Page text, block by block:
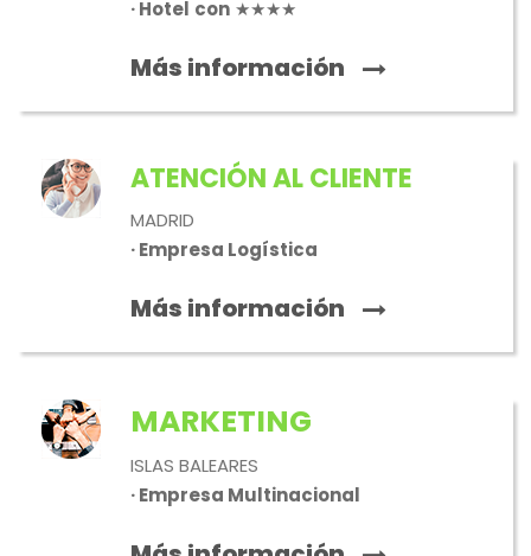
· Hotel con ★★★★
Más información
ATENCIÓN AL CLIENTE
MADRID
· Empresa Logística
Más información
MARKETING
ISLAS BALEARES
· Empresa Multinacional